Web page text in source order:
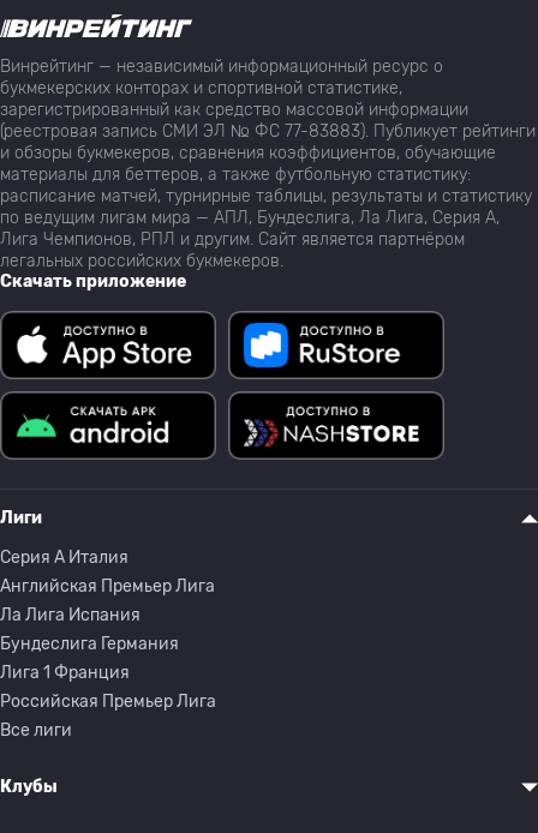
Винрейтинг — независимый информационный ресурс о
букмекерских конторах и спортивной статистике,
зарегистрированный как средство массовой информации
(реестровая запись СМИ ЭЛ № ФС 77-83883). Публикует рейтинги
и обзоры букмекеров, сравнения коэффициентов, обучающие
материалы для беттеров, а также футбольную статистику:
расписание матчей, турнирные таблицы, результаты и статистику
по ведущим лигам мира — АПЛ, Бундеслига, Ла Лига, Серия А,
Лига Чемпионов, РПЛ и другим. Сайт является партнёром
легальных российских букмекеров.
Скачать приложение
Лиги
Серия A Италия
Английская Премьер Лига
Ла Лига Испания
Бундеслига Германия
Лига 1 Франция
Российская Премьер Лига
Все лиги
Клубы